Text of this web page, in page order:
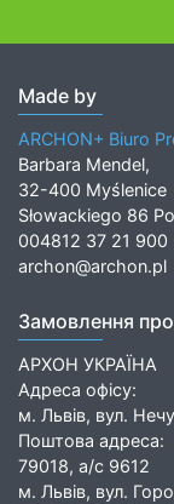
Made by
ARCHON+ Biuro
Barbara Mendel,
32-400 Myślenice
Słowackiego 86
004812 37 21 900
archon@archon.pl
Замовлення
АРХОН УКРАЇНА
Адреса офісу:
м. Львів, вул.
Поштова адреса:
79018, а/с 9612
м. Львів, вул.